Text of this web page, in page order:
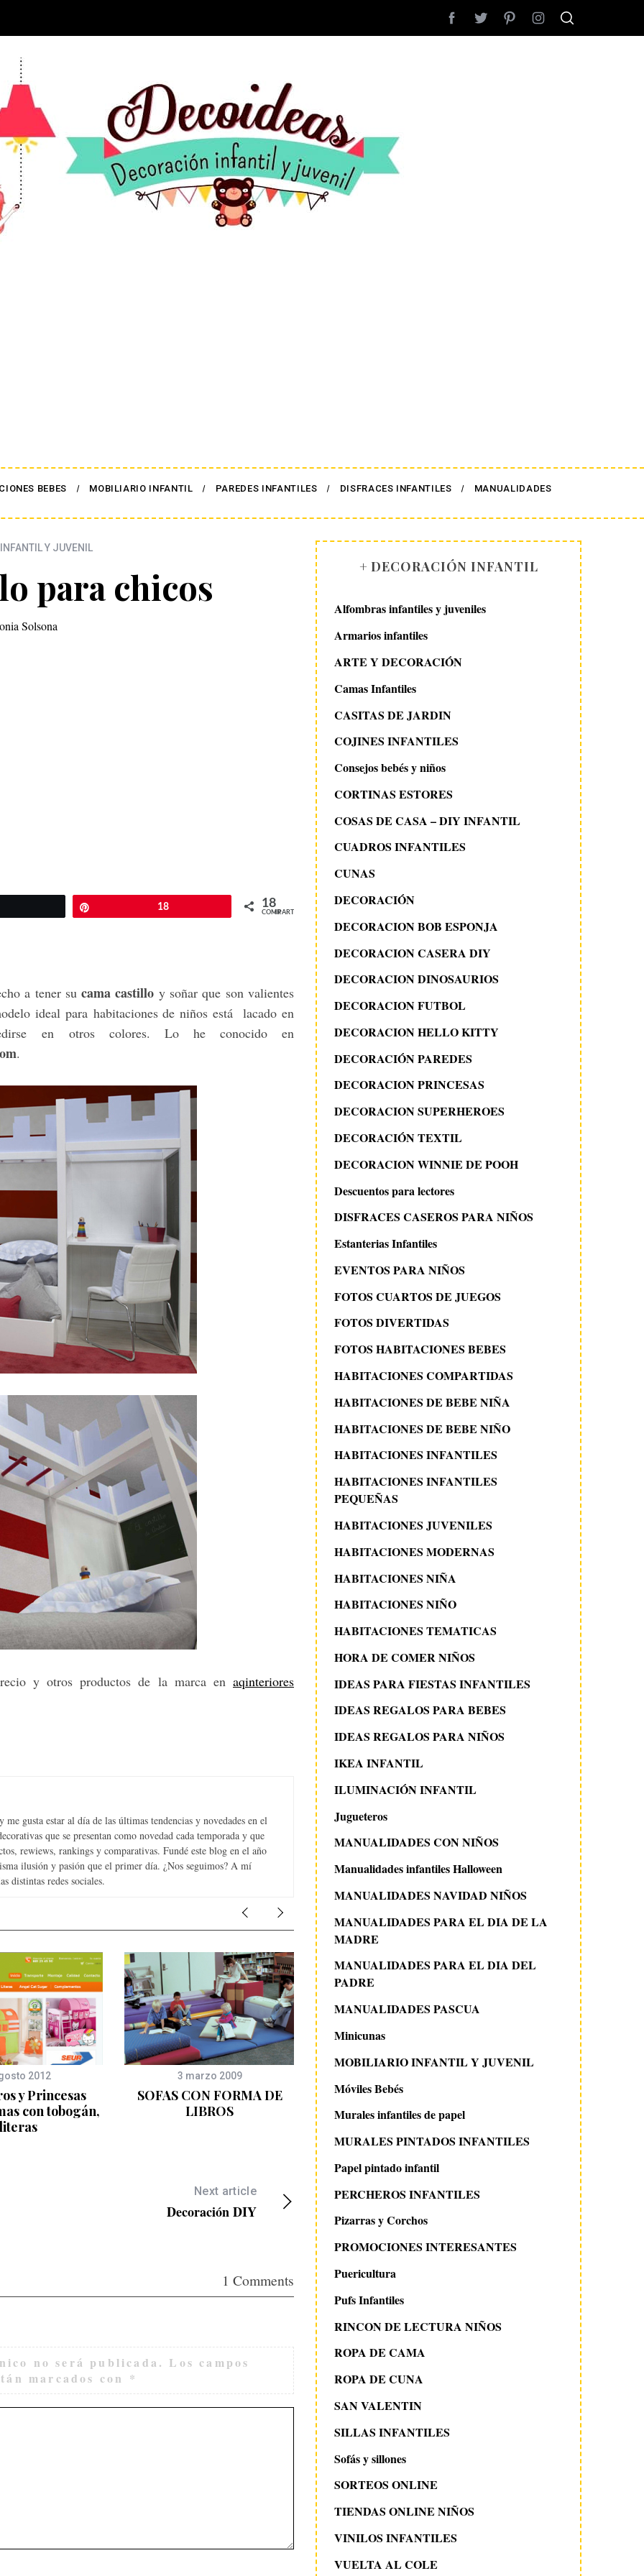
BEBES MOBILIARIO INFANTIL PAREDES INFANTILES DISFRACES INFANTILES MANUALIDADES
Y JUVENIL
para chicos
Solsona
18 18
COMPARTIR
a tener sucama castillo y soñar que son valientes
ideal para habitaciones de niños está lacado en
en otros colores. Lo he conocido en
.
y otros productos de la marca en aqinteriores
gusta estar al día de las últimas tendencias y novedades en el
que se presentan como novedad cada temporada y que
rewiews, rankings y comparativas. Fundé este blog en el año
ilusión y pasión que el primer día. ¿Nos seguimos? A mí
distintas redes sociales.
2012
y Princesas
con tobogán,
literas
3 marzo 2009
SOFAS CON FORMA DE
LIBROS
Muebles y artículos de
madera para decorar
25 noviembre 2016
Descuentos en
Outlet
Next article
Decoración DIY
1 Comments
no será publicada. Los campos
marcados con *
+ DECORACIÓN INFANTIL
Alfombras infantiles y juveniles
Armarios infantiles
ARTE Y DECORACIÓN
Camas Infantiles
CASITAS DE JARDIN
COJINES INFANTILES
Consejos bebés y niños
CORTINAS ESTORES
COSAS DE CASA – DIY INFANTIL
CUADROS INFANTILES
CUNAS
DECORACIÓN
DECORACION BOB ESPONJA
DECORACION CASERA DIY
DECORACION DINOSAURIOS
DECORACION FUTBOL
DECORACION HELLO KITTY
DECORACIÓN PAREDES
DECORACION PRINCESAS
DECORACION SUPERHEROES
DECORACIÓN TEXTIL
DECORACION WINNIE DE POOH
Descuentos para lectores
DISFRACES CASEROS PARA NIÑOS
Estanterias Infantiles
EVENTOS PARA NIÑOS
FOTOS CUARTOS DE JUEGOS
FOTOS DIVERTIDAS
FOTOS HABITACIONES BEBES
HABITACIONES COMPARTIDAS
HABITACIONES DE BEBE NIÑA
HABITACIONES DE BEBE NIÑO
HABITACIONES INFANTILES
HABITACIONES INFANTILES
PEQUEÑAS
HABITACIONES JUVENILES
HABITACIONES MODERNAS
HABITACIONES NIÑA
HABITACIONES NIÑO
HABITACIONES TEMATICAS
HORA DE COMER NIÑOS
IDEAS PARA FIESTAS INFANTILES
IDEAS REGALOS PARA BEBES
IDEAS REGALOS PARA NIÑOS
IKEA INFANTIL
ILUMINACIÓN INFANTIL
Jugueteros
MANUALIDADES CON NIÑOS
Manualidades infantiles Halloween
MANUALIDADES NAVIDAD NIÑOS
MANUALIDADES PARA EL DIA DE LA
MADRE
MANUALIDADES PARA EL DIA DEL
PADRE
MANUALIDADES PASCUA
Minicunas
MOBILIARIO INFANTIL Y JUVENIL
Móviles Bebés
Murales infantiles de papel
MURALES PINTADOS INFANTILES
Papel pintado infantil
PERCHEROS INFANTILES
Pizarras y Corchos
PROMOCIONES INTERESANTES
Puericultura
Pufs Infantiles
RINCON DE LECTURA NIÑOS
ROPA DE CAMA
ROPA DE CUNA
SAN VALENTIN
SILLAS INFANTILES
Sofás y sillones
SORTEOS ONLINE
TIENDAS ONLINE NIÑOS
VINILOS INFANTILES
VUELTA AL COLE